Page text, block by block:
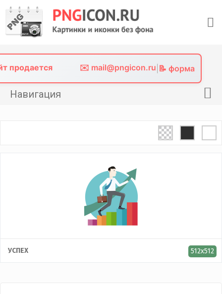
content
продается ✉️ mail@pngicon.ru 📝 форма
Навигация
УСПЕХ 512x512